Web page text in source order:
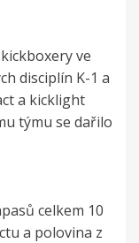
ve
disciplín K-1 a
a kicklight
týmu se dařilo
celkem 10
a polovina z